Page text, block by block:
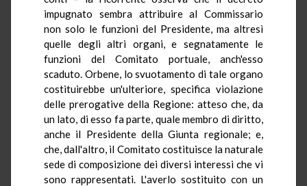
impugnato sembra attribuire al Commissario
non solo le funzioni del Presidente, ma altresì
quelle degli altri organi, e segnatamente le
funzioni del Comitato portuale, anch'esso
scaduto. Orbene, lo svuotamento di tale organo
costituirebbe un'ulteriore, specifica violazione
delle prerogative della Regione: atteso che, da
un lato, di esso fa parte, quale membro di diritto,
anche il Presidente della Giunta regionale; e,
che, dall'altro, il Comitato costituisce la naturale
sede di composizione dei diversi interessi che vi
sono rappresentati. L'averlo sostituito con un